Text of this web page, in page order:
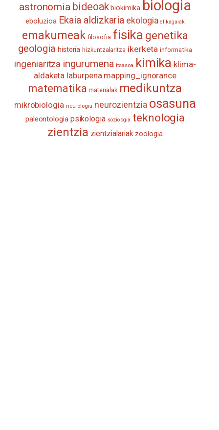
astronomia bideoak biokimika biologia
eboluzioa Ekaia aldizkaria ekologia elikagaiak
emakumeak filosofia fisika genetika
geologia historia hizkuntzalaritza ikerketa informatika
ingeniaritza ingurumena itsasoa kimika klima-
aldaketa laburpena mapping_ignorance
matematika materialak medikuntza
mikrobiologia neurologia neurozientzia osasuna
paleontologia psikologia soziologia teknologia
zientzia zientzialariak zoologia